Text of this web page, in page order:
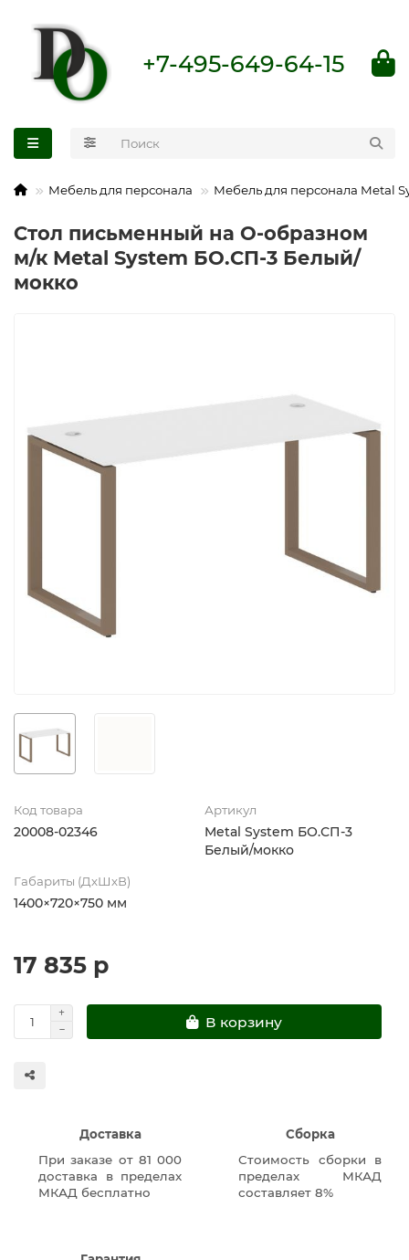
+7-495-649-64-15
Мебель для персонала Мебель для персонала Metal
Стол письменный на О-образном
м/к Metal System БО.СП-3 Белый/
мокко
Код товара
20008-02346
Артикул
Metal System БО.СП-3
Белый/мокко
Габариты (ДхШхВ)
1400×720×750 мм
17 835 р
В корзину
Доставка
При заказе от 81 000
доставка в пределах
МКАД бесплатно
Сборка
Стоимость сборки в
пределах МКАД
составляет 8%